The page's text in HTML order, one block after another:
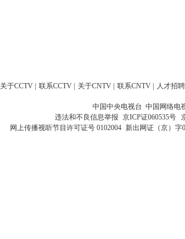
关于CCTV 联系CCTV 关于CNTV 联系CNTV 人才招聘
中国中央电视台 中国网络电
违法和不良信息举报 京ICP证060535号
网上传播视听节目许可证号 0102004 新出网证（京）